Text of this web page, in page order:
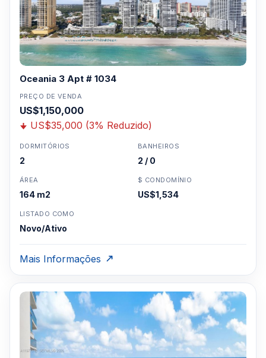
Oceania 3 Apt # 1034
PREÇO DE VENDA
US$1,150,000
US$35,000 (3% Reduzido)
DORMITÓRIOS
2
BANHEIROS
2 / 0
ÁREA
164 m2
$ CONDOMÍNIO
US$1,534
LISTADO COMO
Novo/Ativo
Mais Informações